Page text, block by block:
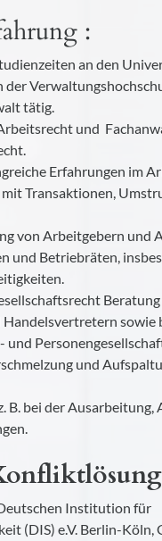
:
an den
der
tätig.
und
Erfahrungen im
mit Transaktionen,
von Arbeitgebern und
und Betriebräten,
sowie
und
und
B. bei der Ausarbeitung,
Institution für
(DIS) e.V. Berlin-